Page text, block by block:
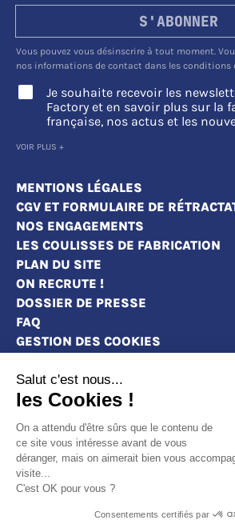
S'ABONNER
Vous pouvez vous désinscrire à tout moment.
nos informations de contact dans les
Je souhaite recevoir les
Factory et en savoir plus sur la
française, nos actus et les
VOIR PLUS +
MENTIONS LÉGALES
CGV ET FORMULAIRE DE
NOS ENGAGEMENTS
LES COULISSES DE FABRICATION
PLAN DU SITE
ON RECRUTE !
DOSSIER DE PRESSE
FAQ
GESTION DES COOKIES
MAGASINS
CONTACT
DEVENEZ REVENDEURS
MARQUE BLANCHE :
VÊTEMENTS À VOTRE IMAGE
Salut c'est nous...
les Cookies !
On a attendu d'être sûrs que le contenu de
ce site vous intéresse avant de vous
déranger, mais on aimerait bien vous
visite...
C'est OK pour vous ?
Consentements certifiés par